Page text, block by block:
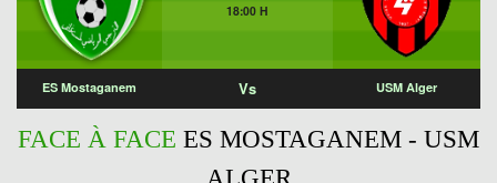
18:00 H
ES Mostaganem Vs USM Alger
FACE À FACE ES MOSTAGANEM - USM